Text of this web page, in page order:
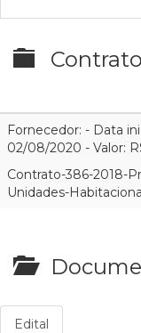
Fornecedor: - Data
02/08/2020 - Valor:
Contrato-386-2018-
Unidades-
Edital